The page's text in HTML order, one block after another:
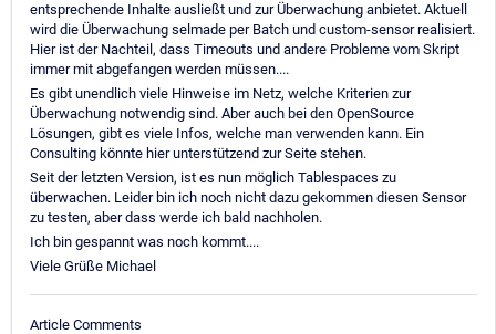
entsprechende Inhalte ausließt und zur Überwachung anbietet. Aktuell
wird die Überwachung selmade per Batch und custom-sensor realisiert.
Hier ist der Nachteil, dass Timeouts und andere Probleme vom Skript
immer mit abgefangen werden müssen....
Es gibt unendlich viele Hinweise im Netz, welche Kriterien zur
Überwachung notwendig sind. Aber auch bei den OpenSource
Lösungen, gibt es viele Infos, welche man verwenden kann. Ein
Consulting könnte hier unterstützend zur Seite stehen.
Seit der letzten Version, ist es nun möglich Tablespaces zu
überwachen. Leider bin ich noch nicht dazu gekommen diesen Sensor
zu testen, aber dass werde ich bald nachholen.
Ich bin gespannt was noch kommt....
Viele Grüße Michael
Article Comments